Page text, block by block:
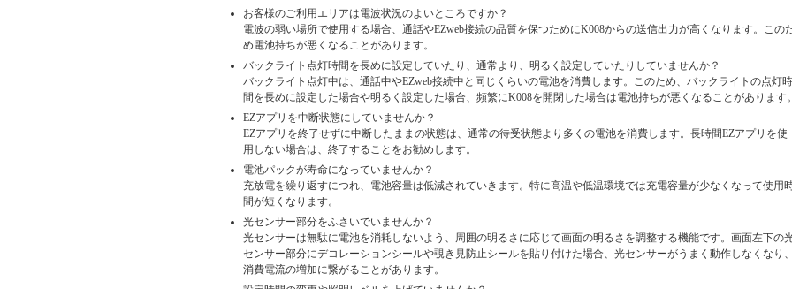
お客様のご利用エリアは電波状況のよいところですか？
電波の弱い場所で使用する場合、通話やEZweb接続の品質を保つためにK008からの送信出力が高くなります。この
め電池持ちが悪くなることがあります。
バックライト点灯時間を長めに設定していたり、通常より、明るく設定していたりしていませんか？
バックライト点灯中は、通話中やEZweb接続中と同じくらいの電池を消費します。このため、バックライトの点灯時
間を長めに設定した場合や明るく設定した場合、頻繁にK008を開閉した場合は電池持ちが悪くなることがあります。
EZアプリを中断状態にしていませんか？
EZアプリを終了せずに中断したままの状態は、通常の待受状態より多くの電池を消費します。長時間EZアプリを使
用しない場合は、終了することをお勧めします。
電池パックが寿命になっていませんか？
充放電を繰り返すにつれ、電池容量は低減されていきます。特に高温や低温環境では充電容量が少なくなって使用
間が短くなります。
光センサー部分をふさいでいませんか？
光センサーは無駄に電池を消耗しないよう、周囲の明るさに応じて画面の明るさを調整する機能です。画面左下の
センサー部分にデコレーションシールや覗き見防止シールを貼り付けた場合、光センサーがうまく動作しなくなり、
消費電流の増加に繋がることがあります。